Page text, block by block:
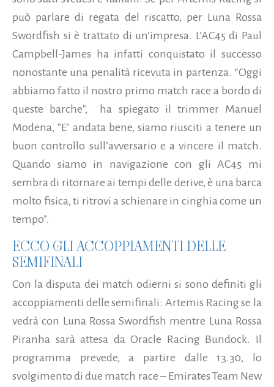
può parlare di regata del riscatto, per Luna Rossa
Swordfish si è trattato di un’impresa. L’AC45 di Paul
Campbell-James ha infatti conquistato il successo
nonostante una penalità ricevuta in partenza. “Oggi
abbiamo fatto il nostro primo match race a bordo di
queste barche", ha spiegato il trimmer Manuel
Modena, "E’ andata bene, siamo riusciti a tenere un
buon controllo sull’avversario e a vincere il match.
Quando siamo in navigazione con gli AC45 mi
sembra di ritornare ai tempi delle derive, è una barca
molto fisica, ti ritrovi a schienare in cinghia come un
tempo”.
ECCO GLI ACCOPPIAMENTI DELLE
SEMIFINALI
Con la disputa dei match odierni si sono definiti gli
accoppiamenti delle semifinali: Artemis Racing se la
vedrà con Luna Rossa Swordfish mentre Luna Rossa
Piranha sarà attesa da Oracle Racing Bundock. Il
programma prevede, a partire dalle 13.30, lo
svolgimento di due match race – Emirates Team New